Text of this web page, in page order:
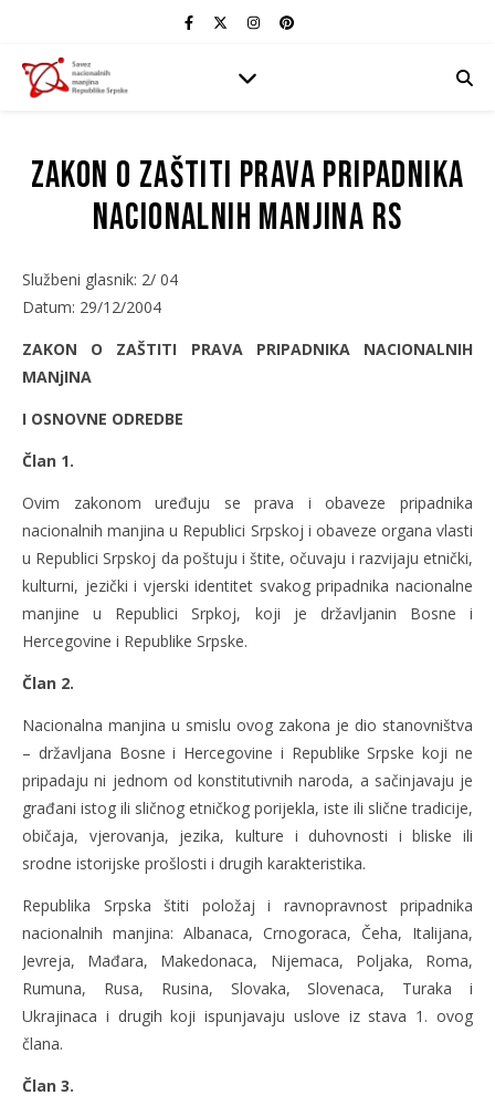
Zakon o zaštiti prava pripadnika
nacionalnih manjina RS
Službeni glasnik: 2/ 04
Datum: 29/12/2004
ZAKON O ZAŠTITI PRAVA PRIPADNIKA NACIONALNIH
MANjINA
I OSNOVNE ODREDBE
Član 1.
Ovim zakonom uređuju se prava i obaveze pripadnika
nacionalnih manjina u Republici Srpskoj i obaveze organa vlasti
u Republici Srpskoj da poštuju i štite, očuvaju i razvijaju etnički,
kulturni, jezički i vjerski identitet svakog pripadnika nacionalne
manjine u Republici Srpkoj, koji je državljanin Bosne i
Hercegovine i Republike Srpske.
Član 2.
Nacionalna manjina u smislu ovog zakona je dio stanovništva
– državljana Bosne i Hercegovine i Republike Srpske koji ne
pripadaju ni jednom od konstitutivnih naroda, a sačinjavaju je
građani istog ili sličnog etničkog porijekla, iste ili slične tradicije,
običaja, vjerovanja, jezika, kulture i duhovnosti i bliske ili
srodne istorijske prošlosti i drugih karakteristika.
Republika Srpska štiti položaj i ravnopravnost pripadnika
nacionalnih manjina: Albanaca, Crnogoraca, Čeha, Italijana,
Jevreja, Mađara, Makedonaca, Nijemaca, Poljaka, Roma,
Rumuna, Rusa, Rusina, Slovaka, Slovenaca, Turaka i
Ukrajinaca i drugih koji ispunjavaju uslove iz stava 1. ovog
člana.
Član 3.